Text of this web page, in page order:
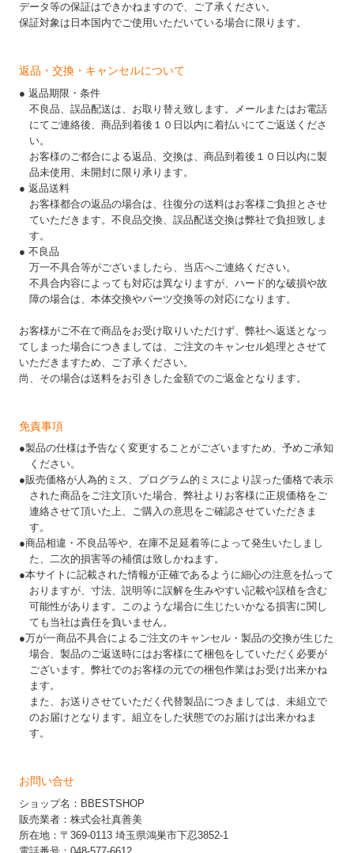
データ等の保証はできかねますので、ご了承ください。
保証対象は日本国内でご使用いただいている場合に限ります。
返品・交換・キャンセルについて
● 返品期限・条件
不良品、誤品配送は、お取り替え致します。メールまたはお電話
にてご連絡後、商品到着後１０日以内に着払いにてご返送くださ
い。
お客様のご都合による返品、交換は、商品到着後１０日以内に製
品未使用、未開封に限り承ります。
● 返品送料
お客様都合の返品の場合は、往復分の送料はお客様ご負担とさせ
ていただきます。不良品交換、誤品配送交換は弊社で負担致しま
す。
● 不良品
万一不具合等がございましたら、当店へご連絡ください。
不具合内容によっても対応は異なりますが、ハード的な破損や故
障の場合は、本体交換やパーツ交換等の対応になります。
お客様がご不在で商品をお受け取りいただけず、弊社へ返送となっ
てしまった場合につきましては、ご注文のキャンセル処理とさせて
いただきますため、ご了承ください。
尚、その場合は送料をお引きした金額でのご返金となります。
免責事項
●製品の仕様は予告なく変更することがございますため、予めご承知
ください。
●販売価格が人為的ミス、プログラム的ミスにより誤った価格で表示
された商品をご注文頂いた場合、弊社よりお客様に正規価格をご
連絡させて頂いた上、ご購入の意思をご確認させていただきま
す。
●商品相違・不良品等や、在庫不足延着等によって発生いたしまし
た、二次的損害等の補償は致しかねます。
●本サイトに記載された情報が正確であるように細心の注意を払って
おりますが、寸法、説明等に誤解を生みやすい記載や誤植を含む
可能性があります。このような場合に生じたいかなる損害に関し
ても当社は責任を負いません。
●万が一商品不具合によるご注文のキャンセル・製品の交換が生じた
場合、製品のご返送時にはお客様にて梱包をしていただく必要が
ございます。弊社でのお客様の元での梱包作業はお受け出来かね
ます。
また、お送りさせていただく代替製品につきましては、未組立で
のお届けとなります。組立をした状態でのお届けは出来かねま
す。
お問い合せ
ショップ名：BBESTSHOP
販売業者：株式会社真善美
所在地：〒369-0113 埼玉県鴻巣市下忍3852-1